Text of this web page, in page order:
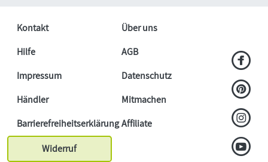
Kontakt
Über uns
Hilfe
AGB
Impressum
Datenschutz
Händler
Mitmachen
BarrierefreiheitserklärungAffiliate
Widerruf